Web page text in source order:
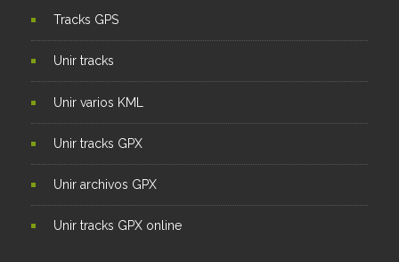
Tracks GPS
Unir tracks
Unir varios KML
Unir tracks GPX
Unir archivos GPX
Unir tracks GPX online